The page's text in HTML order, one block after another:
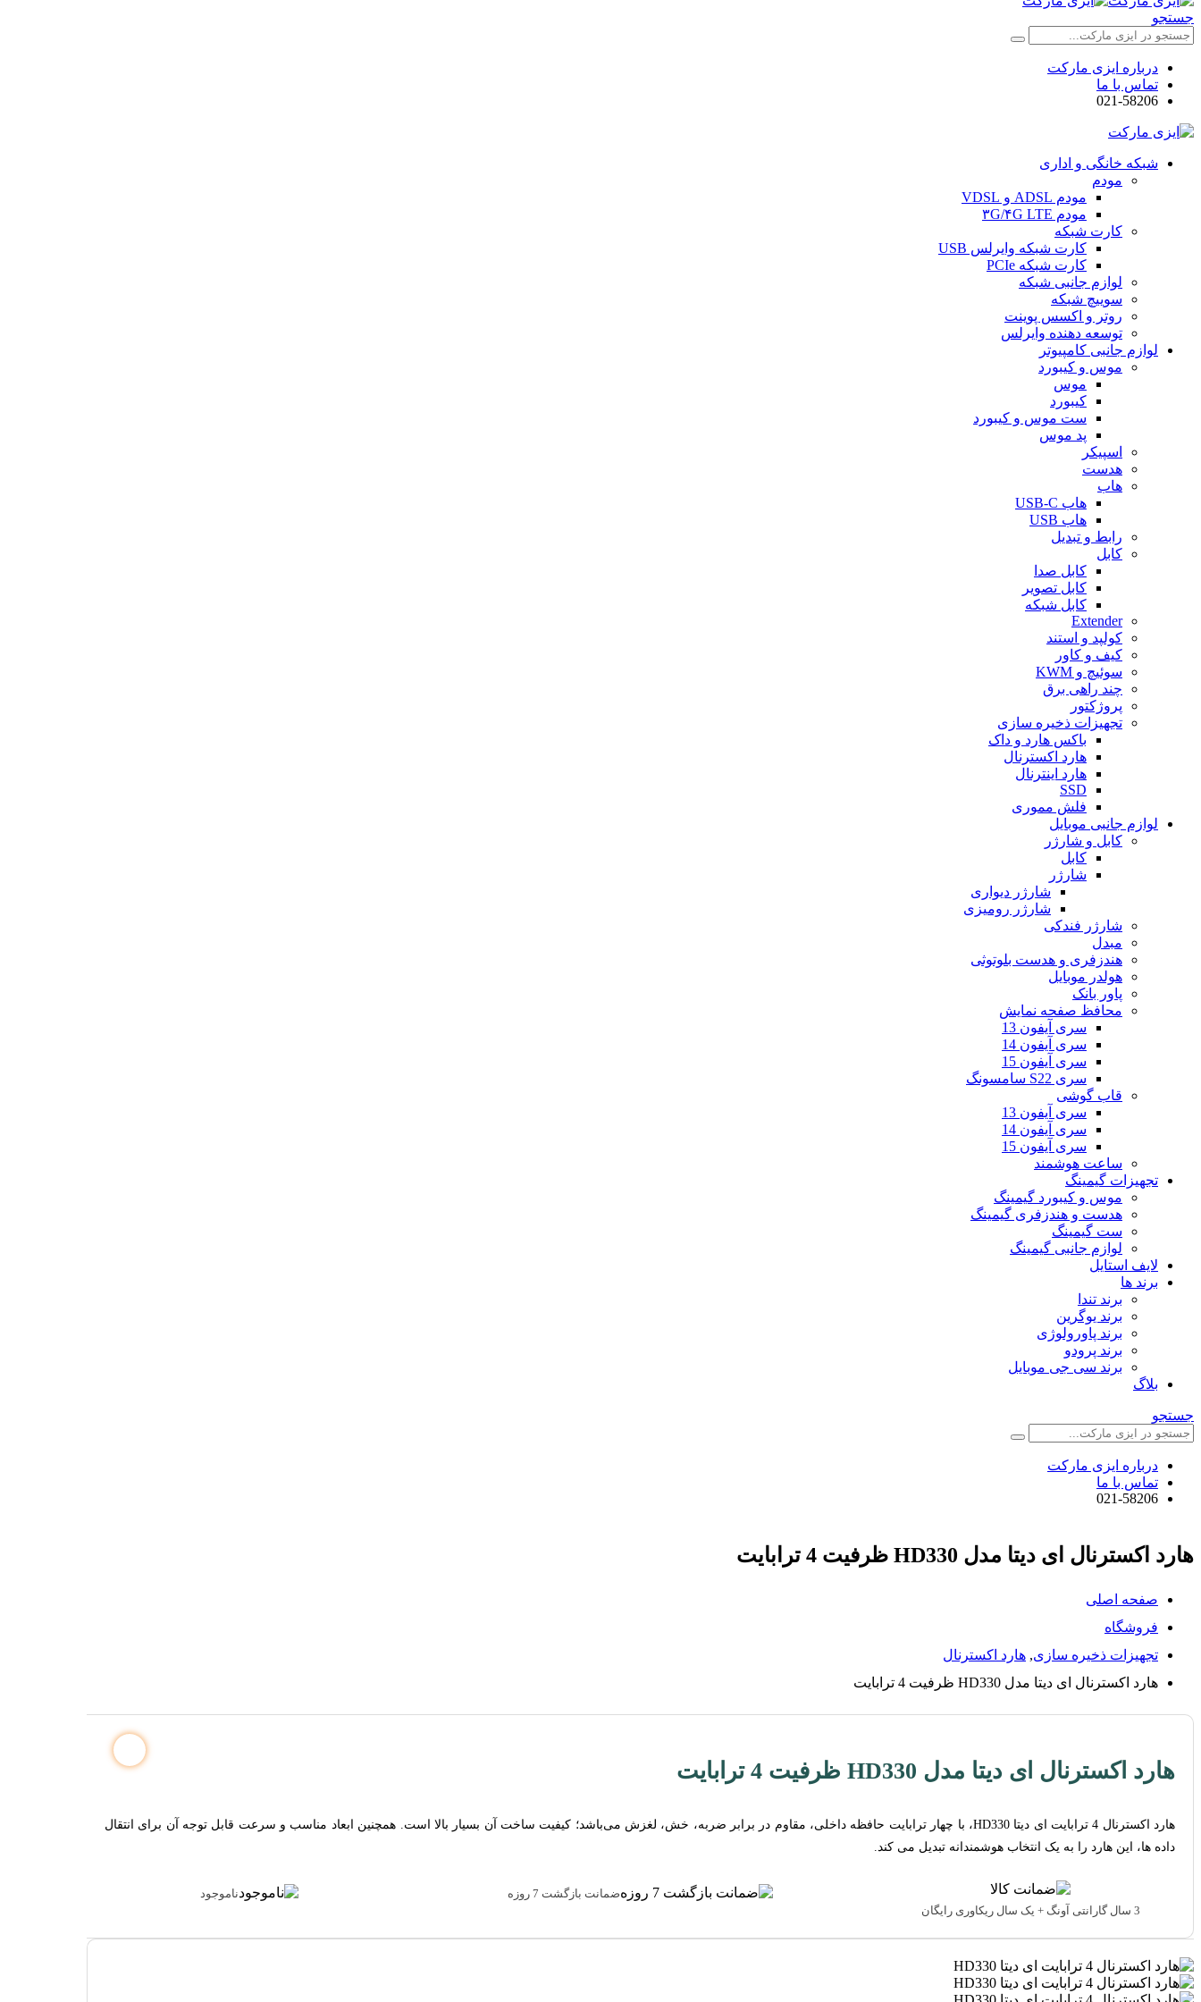
جستجو
درباره ایزی مارکت
تماس با ما
021-58206
شبکه خانگی و اداری
مودم
مودم ADSL و VDSL
مودم ۳G/۴G LTE
کارت شبکه
کارت شبکه وایرلس USB
کارت شبکه PCIe
لوازم جانبی شبکه
سوییچ شبکه
روتر و اکسس پوینت
توسعه دهنده وایرلس
لوازم جانبی کامپیوتر
موس و کیبورد
موس
کیبورد
ست موس و کیبورد
پد موس
اسپیکر
هدست
هاب
هاب USB-C
هاب USB
رابط و تبدیل
کابل
کابل صدا
کابل تصویر
کابل شبکه
Extender
کولپد و استند
کیف و کاور
سوئیچ و KWM
چند راهی برق
پروژکتور
تجهیزات ذخیره سازی
باکس هارد و داک
هارد اکسترنال
هارد اینترنال
SSD
فلش مموری
لوازم جانبی موبایل
کابل و شارژر
کابل
شارژر
شارژر دیواری
شارژر رومیزی
شارژر فندکی
مبدل
هندزفری و هدست بلوتوثی
هولدر موبایل
پاور بانک
محافظ صفحه نمایش
سری آیفون 13
سری آیفون 14
سری آیفون 15
سری S22 سامسونگ
قاب گوشی
سری آیفون 13
سری آیفون 14
سری آیفون 15
ساعت هوشمند
تجهیزات گیمینگ
موس و کیبورد گیمینگ
هدست و هندزفری گیمینگ
ست گیمینگ
لوازم جانبی گیمینگ
لایف استایل
برند ها
برند تندا
برند یوگرین
برند پاورولوژی
برند پرودو
برند سی جی موبایل
بلاگ
جستجو
درباره ایزی مارکت
تماس با ما
021-58206
هارد اکسترنال ای دیتا مدل HD330 ظرفیت 4 ترابایت
صفحه اصلی
فروشگاه
تجهیزات ذخیره سازی, هارد اکسترنال
هارد اکسترنال ای دیتا مدل HD330 ظرفیت 4 ترابایت
هارد اکسترنال ای دیتا مدل HD330 ظرفیت 4 ترابایت
هارد اکسترنال 4 ترابایت ای دیتا HD330، با چهار ترابایت حافظه داخلی، مقاوم در برابر ضربه، خش، لغزش می‌باشد؛ کیفیت ساخت آن بسیار بالا است. همچنین ابعاد مناسب و سرعت قابل توجه آن برای انتقال
داده ها، این هارد را به یک انتخاب هوشمندانه تبدیل می کند.
3 سال گارانتی آونگ + یک سال ریکاوری رایگان
ضمانت بازگشت 7 روزه ناموجود